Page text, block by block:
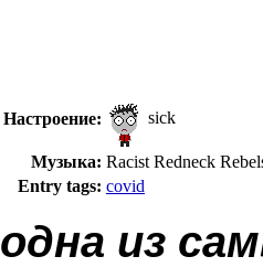
Настроение: sick
Музыка: Racist Redneck
Entry tags: covid
одна из